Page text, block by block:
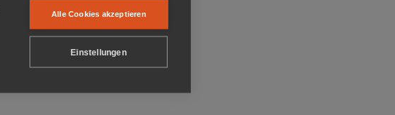
Alle Cookies akzeptieren
Einstellungen